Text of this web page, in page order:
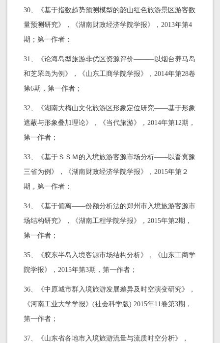
30、《基于指数趋势预测模型的韶山红色旅游景区游客数
量预测研究》，《湖南财政经济学院学报》，2013年第4
期；第一作者；
31、《论海岛型旅游非优区资源评价———以烟台养马岛
和芝罘岛为例》，《山东工商学院学报》，2014年第28卷
第6期，第一作者；
32、《湖南大梅山文化旅游区形象定位研究——基于形象
遮蔽与形象叠加理论》，《当代旅游》，2014年第12期，
第一作者；
33、《基于ＳＳＭ的入境旅游客源市场分析——以晋冀豫
三省为例》，《湖南财政经济学院学报》，2015年第２
期，第一作者；
34、《基于偏离——份额分析法的郑州市入境旅游客源市
场结构研究》，《湖南工程学院学报》，2015年第2期，
第一作者；
35、《胶东半岛入境客源市场结构分析》，《山东工商学
院学报》，2015年第3期，第一作者；
36、《中原城市群入境旅游发展差异及时空演变研究》，
《河南工业大学学报》(社会科学版) 2015年11卷第3期，
第一作者；
37、《山东省各地市入境旅游流量与流质时空分析》，